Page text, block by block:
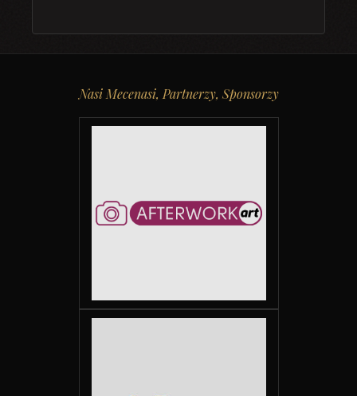
Nasi Mecenasi, Partnerzy, Sponsorzy